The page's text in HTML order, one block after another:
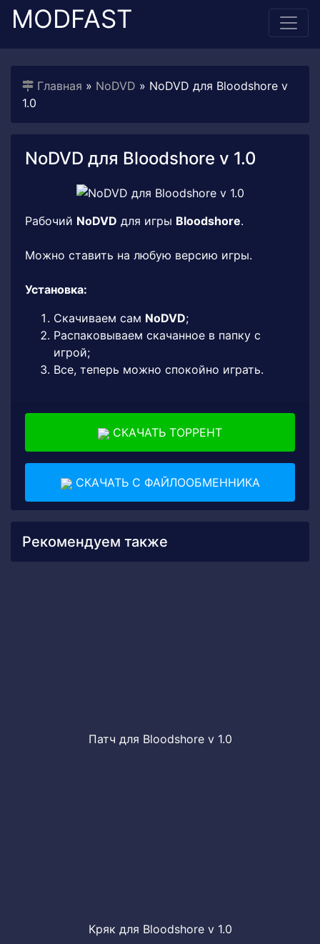
MODFAST
Главная » NoDVD » NoDVD для Bloodshore v
1.0
NoDVD для Bloodshore v 1.0
Рабочий NoDVD для игры Bloodshore.
Можно ставить на любую версию игры.
Установка:
Скачиваем сам NoDVD;
Распаковываем скачанное в папку с
игрой;
Все, теперь можно спокойно играть.
СКАЧАТЬ ТОРРЕНТ
СКАЧАТЬ С ФАЙЛООБМЕННИКА
Рекомендуем также
Патч для Bloodshore v 1.0
Кряк для Bloodshore v 1.0